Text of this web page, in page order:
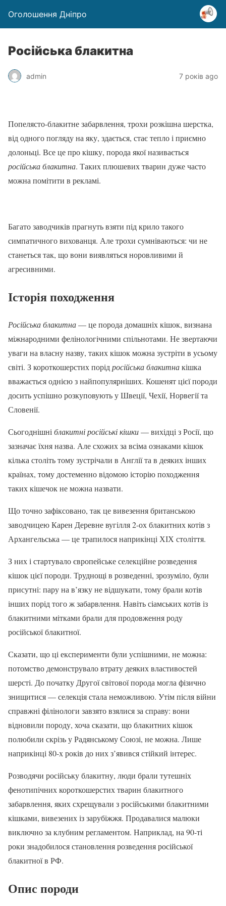
Оголошення Дніпро
Російська блакитна
admin 7 років ago
Попелясто-блакитне забарвлення, трохи розкішна шерстка,
від одного погляду на яку, здається, стає тепло і приємно
долоньці. Все це про кішку, порода якої називається
російська блакитна. Таких плюшевих тварин дуже часто
можна помітити в рекламі.
Багато заводчиків прагнуть взяти під крило такого
симпатичного вихованця. Але трохи сумніваються: чи не
станеться так, що вони виявляться норовливими й
агресивними.
Історія походження
Російська блакитна— це порода домашніх кішок, визнана
міжнародними фелінологічними спільнотами. Не звертаючи
уваги на власну назву, таких кішок можна зустріти в усьому
світі. З короткошерстих порідросійська блакитнакішка
вважається однією з найпопулярніших. Кошенят цієї породи
досить успішно розкуповують у Швеції, Чехії, Норвегії та
Словенії.
Сьогоднішні блакитні російські кішки— вихідці з Росії, що
зазначає їхня назва. Але схожих за всіма ознаками кішок
кілька століть тому зустрічали в Англії та в деяких інших
країнах, тому достеменно відомою історію походження
таких кішечок не можна назвати.
Що точно зафіксовано, так це вивезення британською
заводчицею Карен Деревне вугілля 2-ох блакитних котів з
Архангельська — це трапилося наприкінці ХІХ століття.
З них і стартувало європейське селекційне розведення
кішок цієї породи. Труднощі в розведенні, зрозуміло, були
присутні: пару на в’язку не відшукати, тому брали котів
інших порід того ж забарвлення. Навіть сіамських котів із
блакитними мітками брали для продовження роду
російської блакитної.
Сказати, що ці експерименти були успішними, не можна:
потомство демонструвало втрату деяких властивостей
шерсті. До початку Другої світової порода могла фізично
знищитися — селекція стала неможливою. Утім після війни
справжні філінологи завзято взялися за справу: вони
відновили породу, хоча сказати, що блакитних кішок
полюбили скрізь у Радянському Союзі, не можна. Лише
наприкінці 80-х років до них з’явився стійкий інтерес.
Розводячи російську блакитну, люди брали тутешніх
фенотипічних короткошерстих тварин блакитного
забарвлення, яких схрещували з російськими блакитними
кішками, вивезених із зарубіжжя. Продавалися малюки
виключно за клубним регламентом. Наприклад, на 90-ті
роки знадобилося становлення розведення російської
блакитної в РФ.
Опис породи